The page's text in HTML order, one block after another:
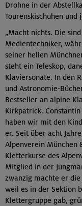
Drohne in der
Tourenskischuhen
„Macht nichts. Die
Medientechniker,
seiner hellen
steht ein Teleskop,
Klaviersonate. In den
und Astronomie-
Bestseller an alpine
Kirkpatrick.
haben wir mit den
er. Seit über acht
Alpenverein München
Kletterkurse des
Mitglied in der
zwanzig machte er die
weil es in der Sektion
Klettergruppe gab,